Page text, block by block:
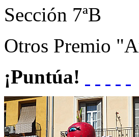
Sección 7ªB
Otros Premio
¡Puntúa!